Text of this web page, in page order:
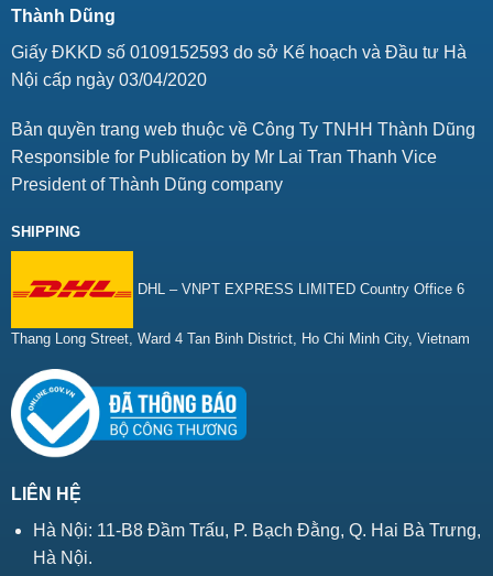
Thành Dũng
Giấy ĐKKD số 0109152593 do sở Kế hoạch và Đầu tư Hà
Nội cấp ngày 03/04/2020
Bản quyền trang web thuộc về Công Ty TNHH Thành Dũng
Responsible for Publication by Mr Lai Tran Thanh Vice
President of Thành Dũng company
SHIPPING
DHL – VNPT EXPRESS LIMITED Country Office 6
Thang Long Street, Ward 4 Tan Binh District, Ho Chi Minh City, Vietnam
LIÊN HỆ
Hà Nội: 11-B8 Đầm Trấu, P. Bạch Đằng, Q. Hai Bà Trưng,
Hà Nội.